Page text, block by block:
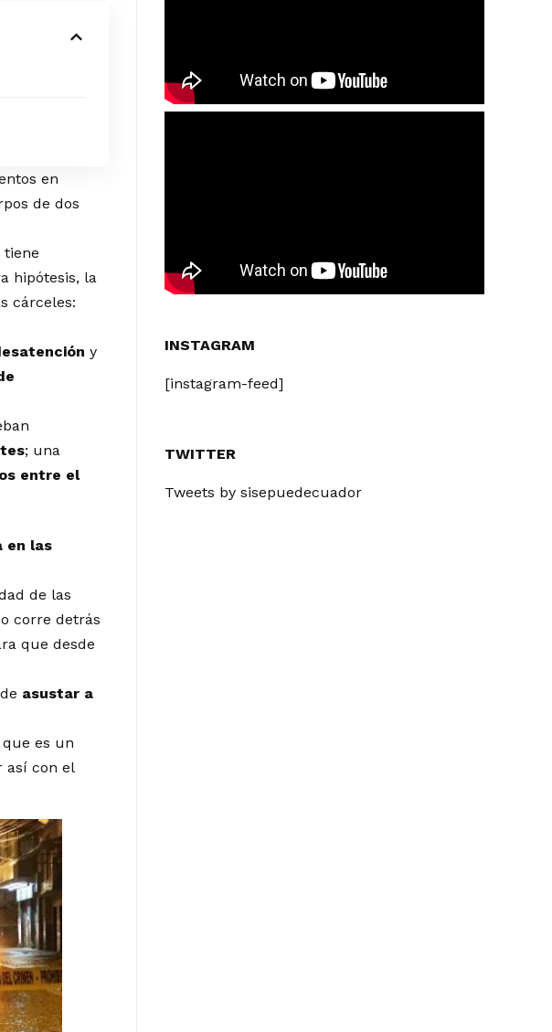
en
de dos
tiene
hipótesis, la
cárceles:
y
; una
entre el
en las
de las
corre detrás
que desde
asustar a
es un
así con el
INSTAGRAM
[instagram-feed]
TWITTER
Tweets by sisepuedecuador